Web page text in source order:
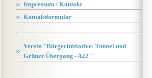
Impressum / Kontakt
Kontaktformular
Verein "Bürgerinitiative: Tunnel und
Grüner Übergang - A22"